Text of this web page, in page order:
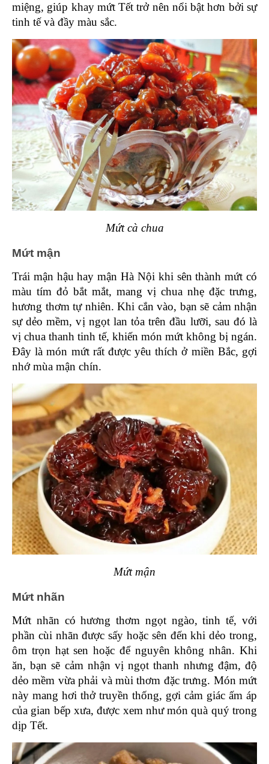
miệng, giúp khay mứt Tết trở nên nổi bật hơn bởi sự
tinh tế và đầy màu sắc.
Mứt cà chua
Mứt mận
Trái mận hậu hay mận Hà Nội khi sên thành mứt có
màu tím đỏ bắt mắt, mang vị chua nhẹ đặc trưng,
hương thơm tự nhiên. Khi cắn vào, bạn sẽ cảm nhận
sự dẻo mềm, vị ngọt lan tỏa trên đầu lưỡi, sau đó là
vị chua thanh tinh tế, khiến món mứt không bị ngán.
Đây là món mứt rất được yêu thích ở miền Bắc, gợi
nhớ mùa mận chín.
Mứt mận
Mứt nhãn
Mứt nhãn có hương thơm ngọt ngào, tinh tế, với
phần cùi nhãn được sấy hoặc sên đến khi dẻo trong,
ôm trọn hạt sen hoặc để nguyên không nhân. Khi
ăn, bạn sẽ cảm nhận vị ngọt thanh nhưng đậm, độ
dẻo mềm vừa phải và mùi thơm đặc trưng. Món mứt
này mang hơi thở truyền thống, gợi cảm giác ấm áp
của gian bếp xưa, được xem như món quà quý trong
dịp Tết.